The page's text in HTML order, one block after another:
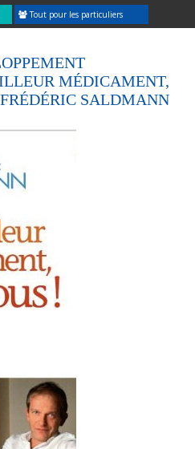
Tout pour les particuliers
MÉDICAMENT,
SALDMANN